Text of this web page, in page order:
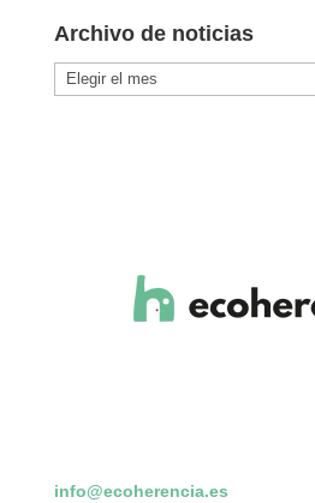
Archivo de noticias
Archivo
de
info@ecoherencia.es